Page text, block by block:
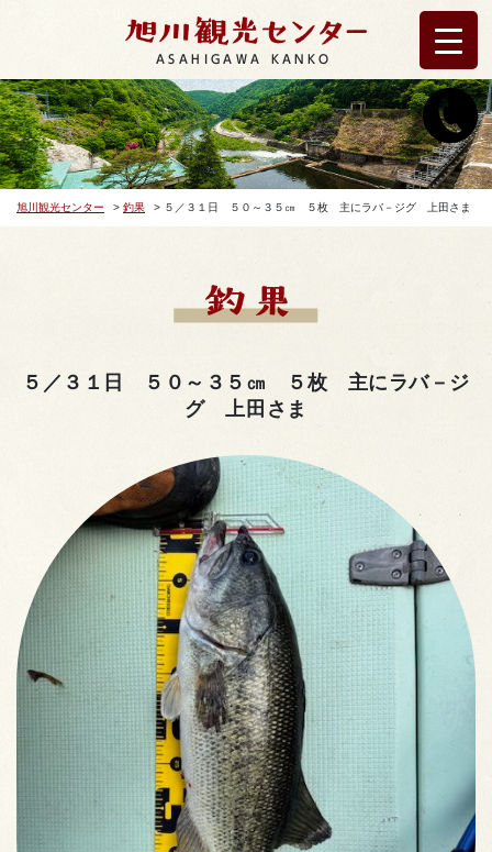
ASAHIGAWA KANKO
旭川観光センター > 釣果 > ５／３１日 ５０～３５㎝ ５枚 主にラバ－ジグ 上田さま
５／３１日 ５０～３５㎝ ５枚 主にラバ－ジ
グ 上田さま